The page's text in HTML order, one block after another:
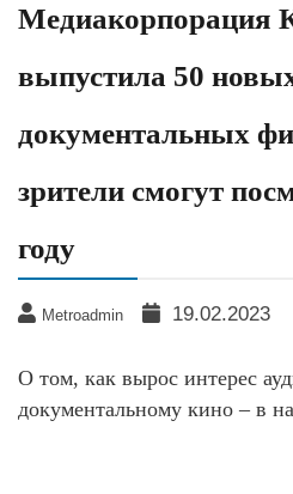
Медиакорпорация
выпустила 50
документальных
зрители смогут
году
Metroadmin 19.02.2023
О том, как вырос интерес
документальному кино – в